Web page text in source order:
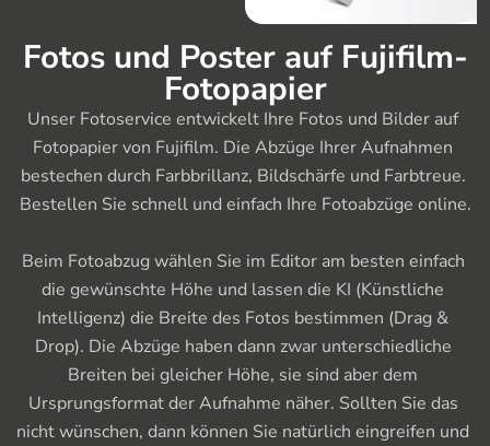
Fotos und Poster auf Fujifilm-
Fotopapier
Unser Fotoservice entwickelt Ihre Fotos und Bilder auf
Fotopapier von Fujifilm. Die Abzüge Ihrer Aufnahmen
bestechen durch Farbbrillanz, Bildschärfe und Farbtreue.
Bestellen Sie schnell und einfach Ihre Fotoabzüge online.
Beim Fotoabzug wählen Sie im Editor am besten einfach
die gewünschte Höhe und lassen die KI (Künstliche
Intelligenz) die Breite des Fotos bestimmen (Drag &
Drop). Die Abzüge haben dann zwar unterschiedliche
Breiten bei gleicher Höhe, sie sind aber dem
Ursprungsformat der Aufnahme näher. Sollten Sie das
nicht wünschen, dann können Sie natürlich eingreifen und